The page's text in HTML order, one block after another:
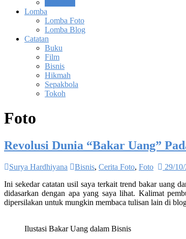
Lomba
Lomba Foto
Lomba Blog
Catatan
Buku
Film
Bisnis
Hikmah
Sepakbola
Tokoh
Foto
Revolusi Dunia “Bakar Uang”
Surya Hardhiyana Bisnis, Cerita Foto, Foto 29/
Ini sekedar catatan usil saya terkait trend bakar uang
didasarkan dengan apa yang saya lihat. Kalimat
dipersilakan untuk mungkin membaca tulisan lain di
Ilustasi Bakar Uang dalam Bisnis